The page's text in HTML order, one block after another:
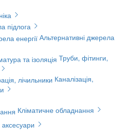
підлога
Альтернативні джерела
Труби, фітинги,
Каналізація,
Кліматичне обладнання
аксесуари